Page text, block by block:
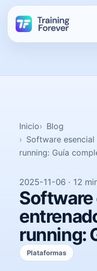
Inicio
Blog
Software
running: Guía
2025-11-06 · 12
Software
running:
Plataformas